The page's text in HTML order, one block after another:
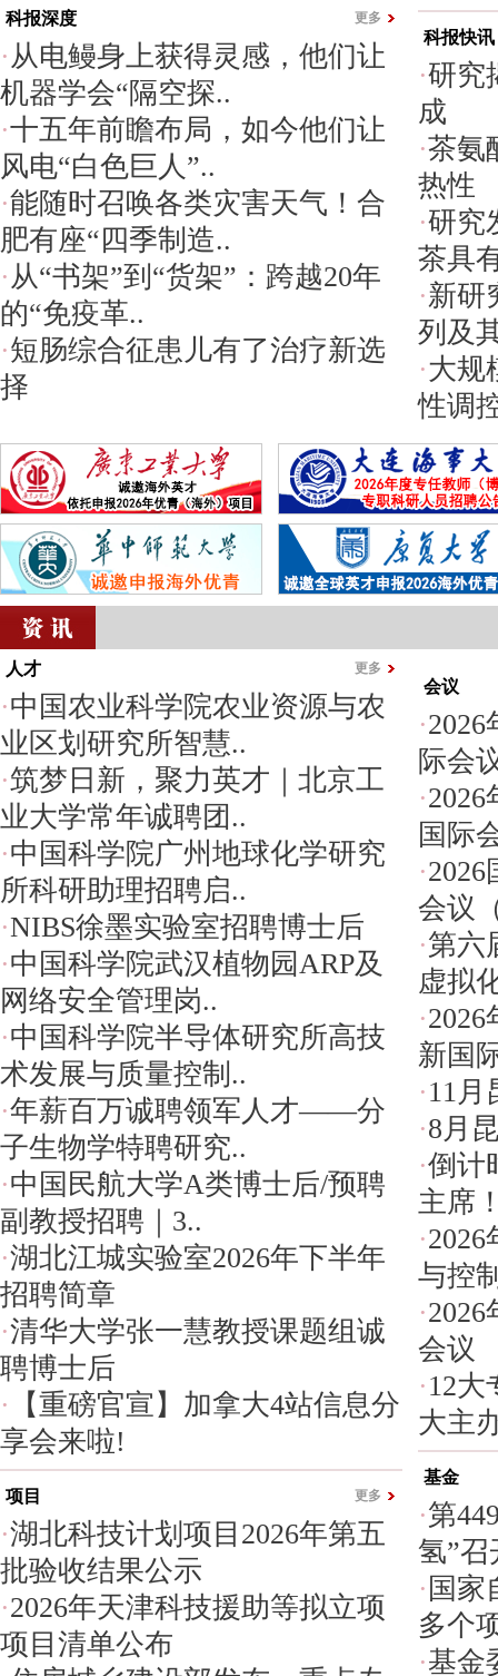
科报深度 更多
·从电鳗身上获得灵感，他们让
机器学会“隔空探..
·十五年前瞻布局，如今他们让
风电“白色巨人”..
·能随时召唤各类灾害天气！合
肥有座“四季制造..
·从“书架”到“货架”：跨越20年
的“免疫革..
·短肠综合征患儿有了治疗新选
择
科报快讯
·研究
成
·茶氨
热性
·研究
茶具
·新研
列及
·大规
性调
人才 更多
·中国农业科学院农业资源与农
业区划研究所智慧..
·筑梦日新，聚力英才｜北京工
业大学常年诚聘团..
·中国科学院广州地球化学研究
所科研助理招聘启..
·NIBS徐墨实验室招聘博士后
·中国科学院武汉植物园ARP及
网络安全管理岗..
·中国科学院半导体研究所高技
术发展与质量控制..
·年薪百万诚聘领军人才——分
子生物学特聘研究..
·中国民航大学A类博士后/预聘
副教授招聘｜3..
·湖北江城实验室2026年下半年
招聘简章
·清华大学张一慧教授课题组诚
聘博士后
·
【重磅官宣】加拿大4站信息分
享会来啦!
项目 更多
·湖北科技计划项目2026年第五
批验收结果公示
·2026年天津科技援助等拟立项
项目清单公布
会议
·
际会
·
国际
·
会议
·第六
虚拟
·
新国
·11月
·8月
·倒计
主席
·
与控
·
会议
·12大
大主
基金
·第
氢”召
· 国家
多个
·基金